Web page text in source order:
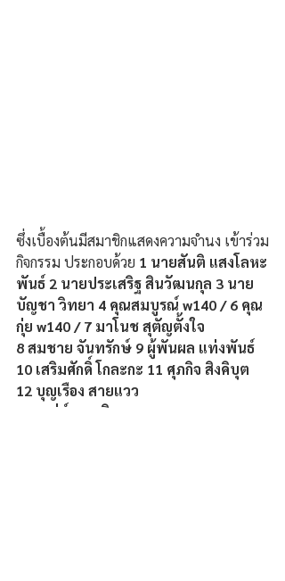
ซึ่งเบื้องต้นมีสมาชิกแสดงความจำนง เข้าร่วม
กิจกรรม ประกอบด้วย 1 นายสันติ แสงโลหะ
พันธ์ 2 นายประเสริฐ สินวัฒนกุล 3 นาย
บัญชา วิทยา 4 คุณสมบูรณ์ w140 / 6 คุณ
กุ่ย w140 / 7 มาโนช สุตัญตั้งใจ
8 สมชาย จันทรักษ์ 9 ผู้พันผล แท่งพันธ์
10 เสริมศักดิ์ โกละกะ 11 ศุภกิจ สิงคิบุต
12 บุญเรือง สายแวว
13 เสน่ห์ นามนิล.